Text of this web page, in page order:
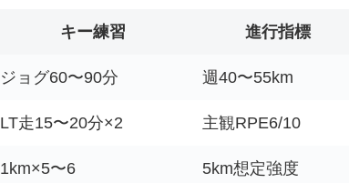
キー練習 進行指標
ジョグ60〜90分 週40〜55km
LT走15〜20分×2 主観RPE6/10
1km×5〜6 5km想定強度